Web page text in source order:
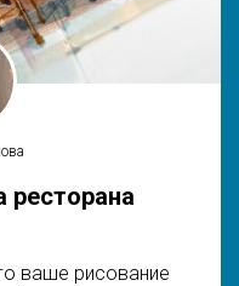
ресторана
ваше рисование